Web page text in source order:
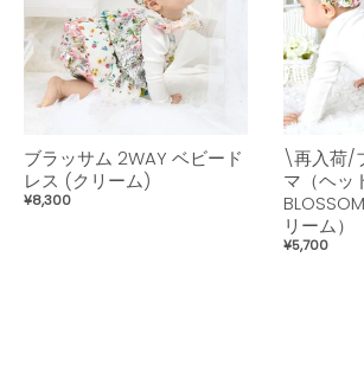
ブラッサム 2WAY ベビード
レス (クリーム)
¥8,300
\再入荷/
マ（ヘッ
リーム）
¥5,700